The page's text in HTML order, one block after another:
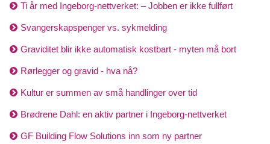
Ti år med Ingeborg-nettverket: – Jobben er ikke fullført
Svangerskapspenger vs. sykmelding
Graviditet blir ikke automatisk kostbart - myten må bort
Rørlegger og gravid - hva nå?
Kultur er summen av små handlinger over tid
Brødrene Dahl: en aktiv partner i Ingeborg-nettverket
GF Building Flow Solutions inn som ny partner